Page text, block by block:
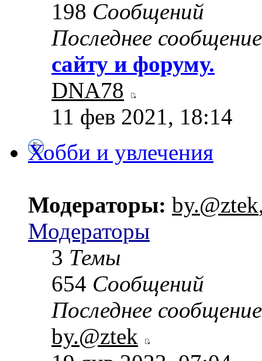
198 Сообщений
Последнее сообщение
сайту и форуму.
DNA78
11 фев 2021, 18:14
Хобби и увлечения
Модераторы: by.@ztek
Модераторы
3 Темы
654 Сообщений
Последнее сообщение
by.@ztek